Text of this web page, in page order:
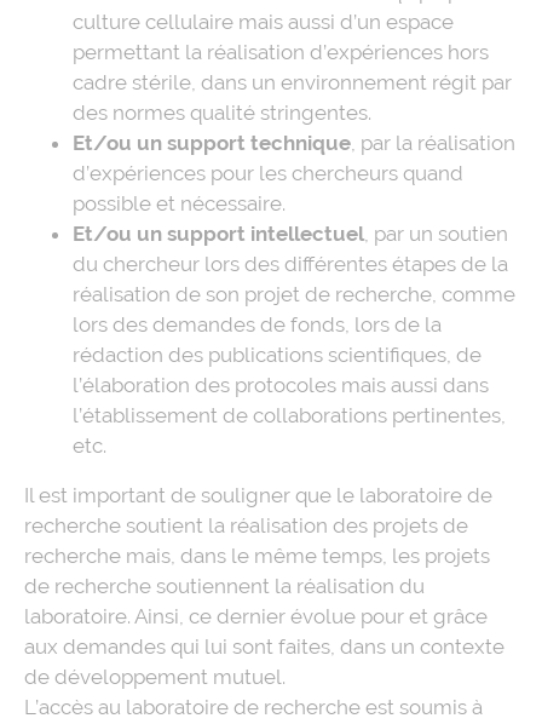
culture cellulaire mais aussi d’un espace
permettant la réalisation d’expériences hors
cadre stérile, dans un environnement régit par
des normes qualité stringentes.
Et/ou un support technique, par la réalisation
d’expériences pour les chercheurs quand
possible et nécessaire.
Et/ou un support intellectuel, par un soutien
du chercheur lors des différentes étapes de la
réalisation de son projet de recherche, comme
lors des demandes de fonds, lors de la
rédaction des publications scientifiques, de
l’élaboration des protocoles mais aussi dans
l’établissement de collaborations pertinentes,
etc.
Il est important de souligner que le laboratoire de
recherche soutient la réalisation des projets de
recherche mais, dans le même temps, les projets
de recherche soutiennent la réalisation du
laboratoire. Ainsi, ce dernier évolue pour et grâce
aux demandes qui lui sont faites, dans un contexte
de développement mutuel.
L’accès au laboratoire de recherche est soumis à